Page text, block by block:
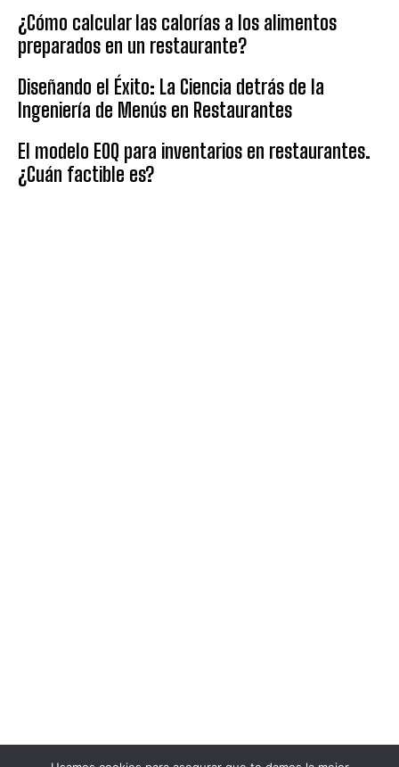
¿Cómo calcular las calorías a los alimentos
preparados en un restaurante?
Diseñando el Éxito: La Ciencia detrás de la
Ingeniería de Menús en Restaurantes
El modelo EOQ para inventarios en restaurantes.
¿Cuán factible es?